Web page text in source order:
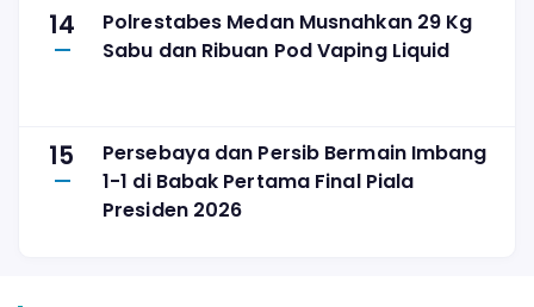
14
Polrestabes Medan Musnahkan 29 Kg
Sabu dan Ribuan Pod Vaping Liquid
15
Persebaya dan Persib Bermain Imbang
1-1 di Babak Pertama Final Piala
Presiden 2026